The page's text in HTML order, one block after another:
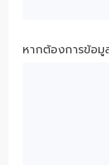
หากต้องการข้อมู